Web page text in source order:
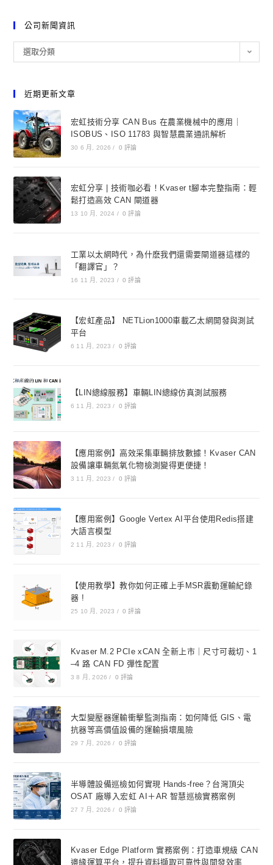
公司新聞資訊
選取分類
近期更新文章
宏虹技術分享 CAN Bus 在農業機械中的應用｜
ISOBUS、ISO 11783 與智慧農業通訊解析
30 6 月, 2026 / 0 評論
宏虹分享 | 技術咖必看！Kvaser t腳本完整指南：輕
鬆打造高效 CAN 閘道器
13 10 月, 2024 / 0 評論
工業以太網時代，為什麽我們還需要閘道器這樣的
「翻譯官」？
16 11 月, 2023 / 0 評論
【宏虹產品】 NETLion1000車載乙太網開發與測試
平台
6 11 月, 2023 / 0 評論
【LIN總線服務】車輛LIN總線仿真測試服務
6 11 月, 2023 / 0 評論
【應用案例】高效采集車輛排放數據！Kvaser CAN
設備讓車輛氮氧化物檢測變得更便捷！
3 11 月, 2023 / 0 評論
【應用案例】Google Vertex AI平台使用Redis搭建
大語言模型
2 11 月, 2023 / 0 評論
【使用教學】教你如何正確上手MSR震動運輸紀錄
器 !
25 10 月, 2023 / 0 評論
Kvaser M.2 PCIe xCAN 全新上市｜尺寸可裁切、1
–4 路 CAN FD 彈性配置
3 8 月, 2026 / 0 評論
大型變壓器運輸衝擊監測指南：如何降低 GIS、電
抗器等高價值設備的運輸損壞風險
29 7 月, 2026 / 0 評論
半導體設備巡檢如何實現 Hands-free？台灣頂尖
OSAT 廠導入宏虹 AI＋AR 智慧巡檢實務案例
27 7 月, 2026 / 0 評論
Kvaser Edge Platform 實務案例：打造車規級 CAN
邊緣運算平台，提升資料擷取可靠性與開發效率